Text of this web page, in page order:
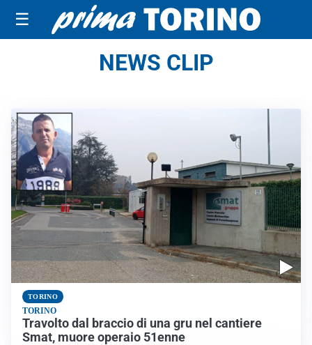
☰
NEWS CLIP
TORINO
TORINO
Travolto dal braccio di una gru nel cantiere
Smat, muore operaio 51enne